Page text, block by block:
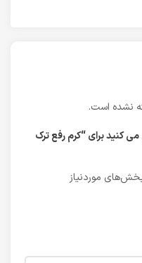
نشده است.
کنید برای “کرم رفع ترک
موردنیاز